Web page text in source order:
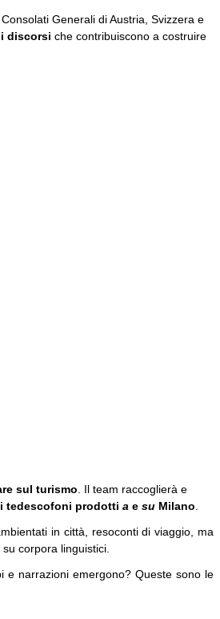
Generali di Austria, Svizzera e
discorsi che contribuiscono a costruire
sul turismo. Il team raccoglierà e
tedescofoni prodotti a e su Milano.
in città, resoconti di viaggio, ma
su corpora linguistici.
e narrazioni emergono? Queste sono le